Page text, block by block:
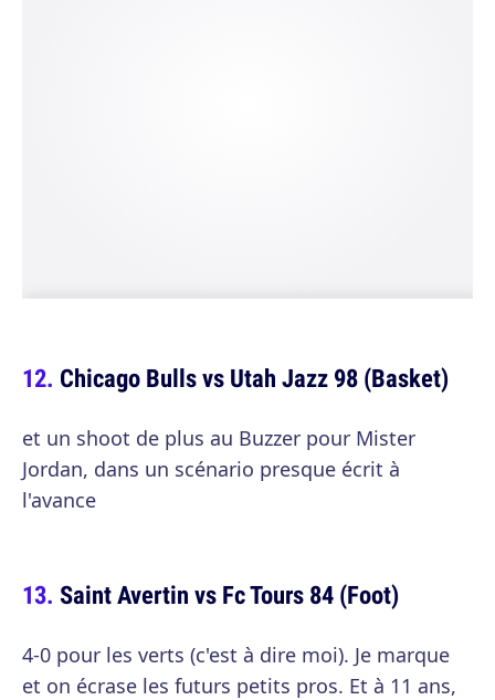
Chicago Bulls vs Utah Jazz 98 (Basket)
et un shoot de plus au Buzzer pour Mister
Jordan, dans un scénario presque écrit à
l'avance
Saint Avertin vs Fc Tours 84 (Foot)
4-0 pour les verts (c'est à dire moi). Je marque
et on écrase les futurs petits pros. Et à 11 ans,